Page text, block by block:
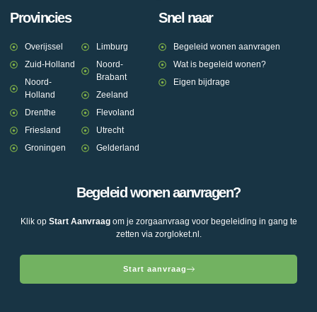
Provincies
Overijssel
Zuid-Holland
Noord-
Holland
Drenthe
Friesland
Groningen
Limburg
Noord-
Brabant
Zeeland
Flevoland
Utrecht
Gelderland
Snel naar
Begeleid wonen aanvragen
Wat is begeleid wonen?
Eigen bijdrage
Begeleid wonen aanvragen?
Klik op Start Aanvraagom je zorgaanvraag voor begeleiding in gang te
zetten via zorgloket.nl.
Start aanvraag